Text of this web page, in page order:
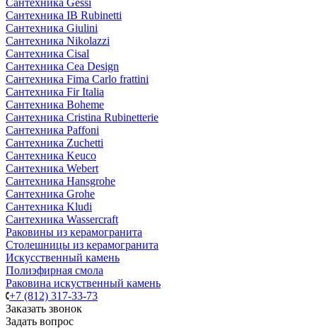
Сантехника Gessi
Сантехника IB Rubinetti
Сантехника Giulini
Сантехника Nikolazzi
Сантехника Cisal
Сантехника Cea Design
Сантехника Fima Carlo frattini
Сантехника Fir Italia
Сантехника Boheme
Сантехника Cristina Rubinetterie
Сантехника Paffoni
Сантехника Zuchetti
Сантехника Keuco
Сантехника Webert
Сантехника Hansgrohe
Сантехника Grohe
Сантехника Kludi
Сантехника Wassercraft
Раковины из керамогранита
Столешницы из керамогранита
Искусственный камень
Полиэфирная смола
Раковина искуственный камень
+7 (812) 317-33-73
Заказать звонок
Задать вопрос